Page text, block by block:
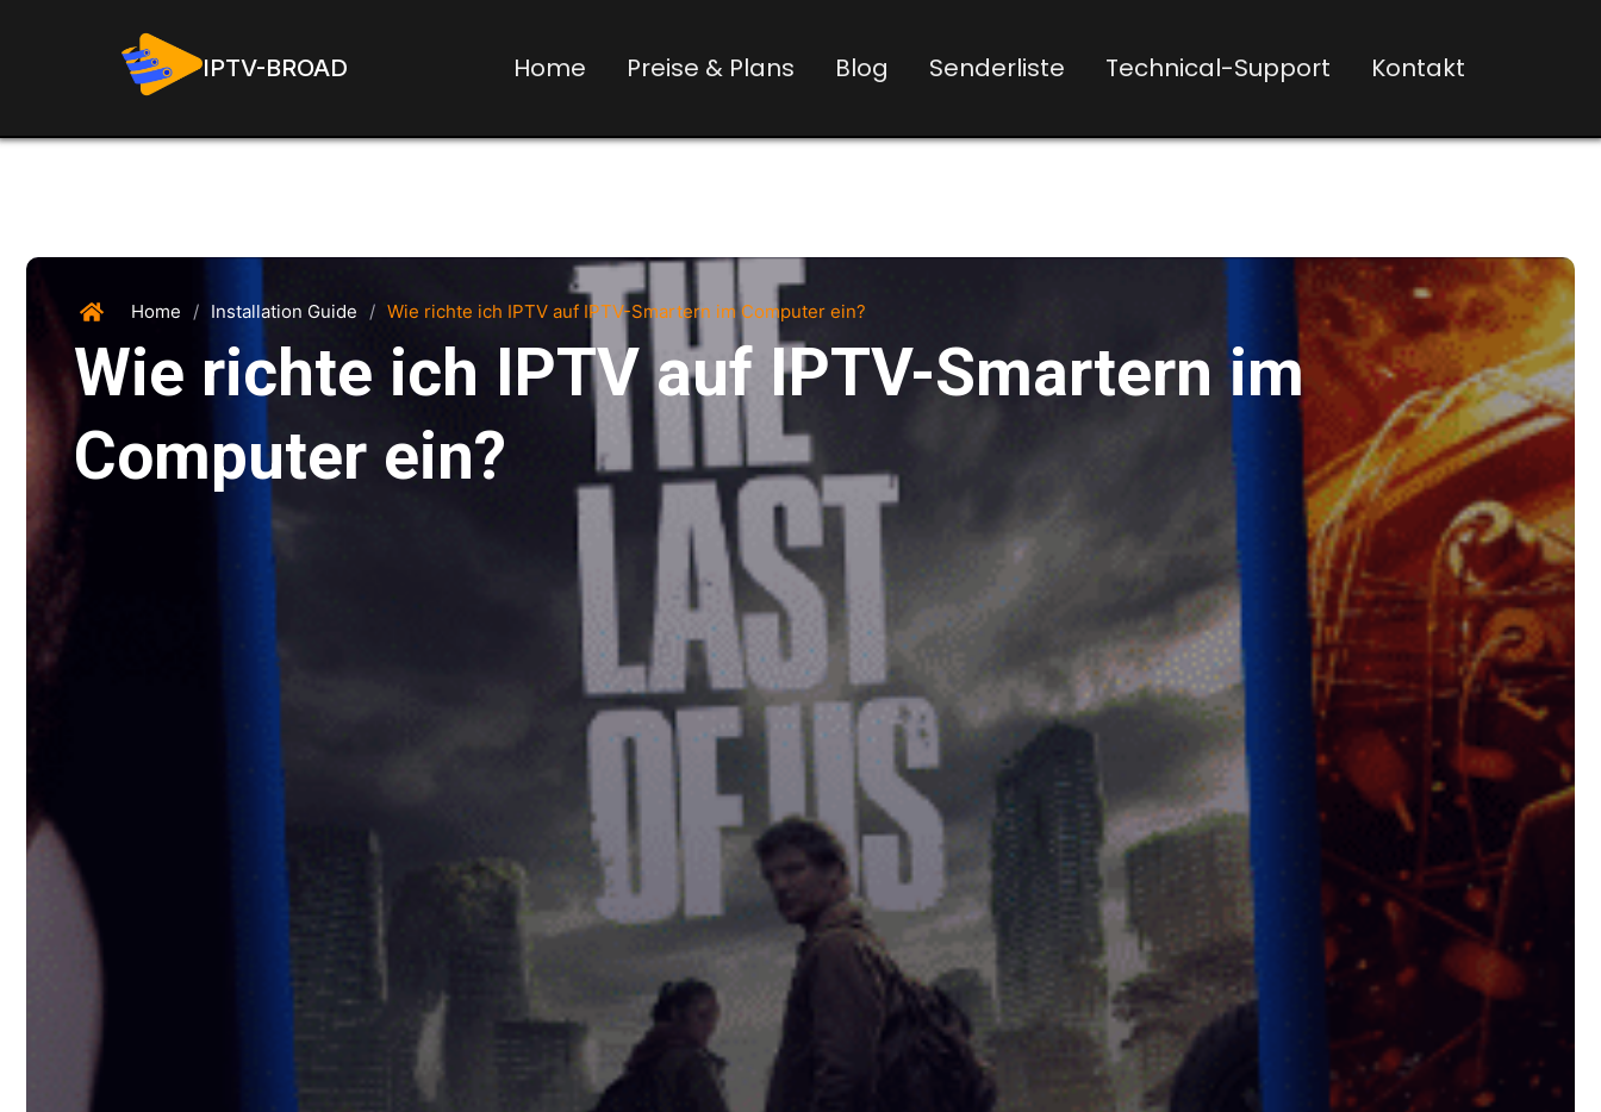
IPTV-BROAD Home Preise & Plans Blog Senderliste Technical-Support Kontakt
Home / Installation Guide / Wie richte ich IPTV auf IPTV-Smartern im Computer ein?
Wie richte ich IPTV auf IPTV-Smartern im
Computer ein?